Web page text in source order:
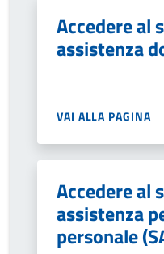
Accedere al
assistenza
VAI ALLA PAGINA
Accedere al
assistenza
personale